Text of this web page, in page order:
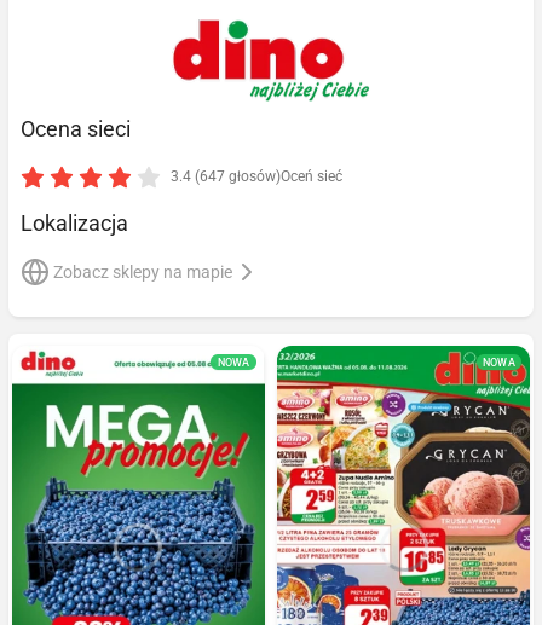
Ocena sieci
3.4 (647 głosów)Oceń sieć
Lokalizacja
Zobacz sklepy na mapie
NOWA NOWA